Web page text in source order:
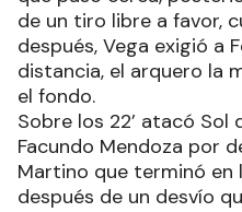
de un tiro libre a favor,
después, Vega exigió a
distancia, el arquero la
el fondo.
Sobre los 22’ atacó
Facundo Mendoza por
Martino que terminó en
después de un desvío